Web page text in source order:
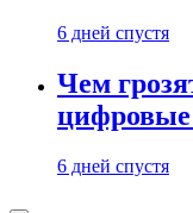
6 дней спустя
Чем
6 дней спустя